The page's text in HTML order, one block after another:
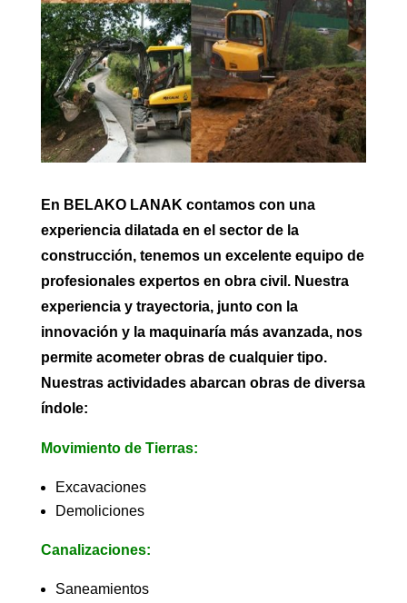
En BELAKO LANAK contamos con una
experiencia dilatada en el sector de la
construcción, tenemos un excelente equipo de
profesionales expertos en obra civil. Nuestra
experiencia y trayectoria, junto con la
innovación y la maquinaría más avanzada, nos
permite acometer obras de cualquier tipo.
Nuestras actividades abarcan obras de diversa
índole:
Movimiento de Tierras:
Excavaciones
Demoliciones
Canalizaciones:
Saneamientos